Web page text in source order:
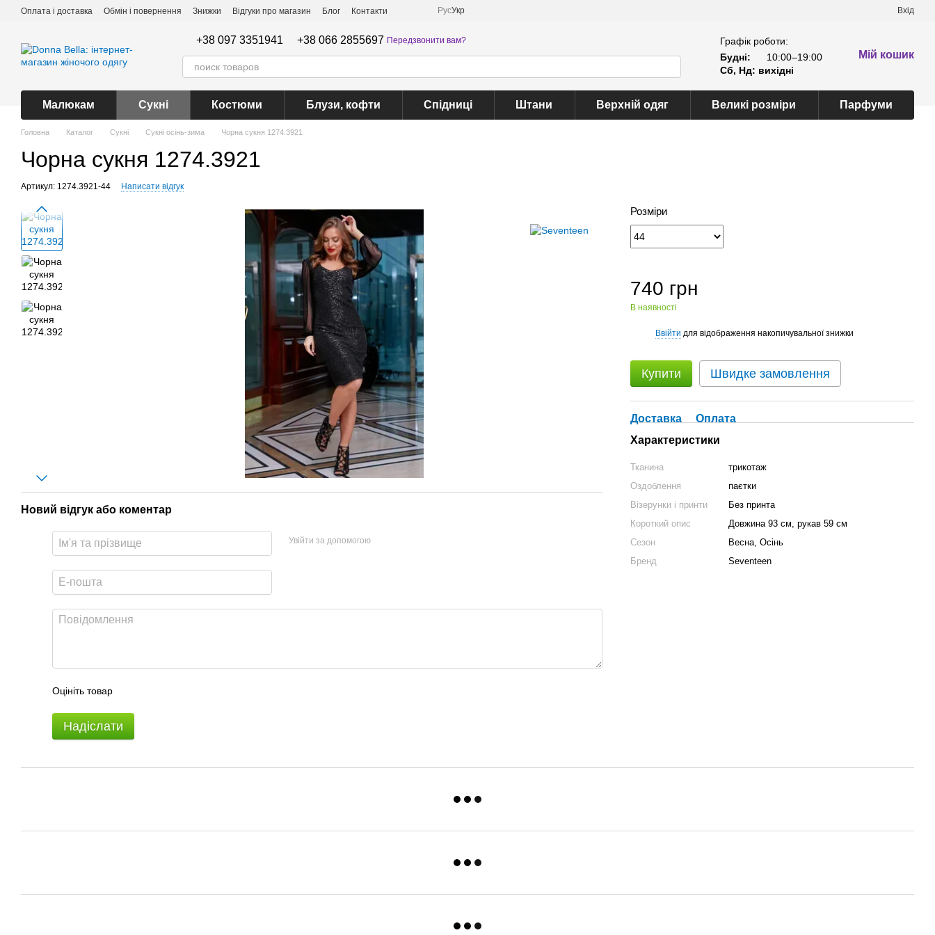
Перейти до основного контенту
Оплата і доставка Обмін і повернення Знижки Відгуки про магазин Блог Контакти РусУкр Вхід
+38 097 3351941 +38 066 2855697 Передзвонити вам?
Графік роботи:
Будні:
10:00–19:00
Сб, Нд: вихідні
Мій кошик
Малюкам Сукні Костюми Блузи, кофти Спідниці Штани Верхній одяг Великі розміри Парфуми
Головна Каталог Сукні Сукні осінь-зима Чорна сукня 1274.3921
Чорна сукня 1274.3921
Артикул: 1274.3921-44 Написати відгук
Новий відгук або коментар
Увійти за допомогою
Оцініть товар
Надіслати
Розміри
740 грн
В наявності
Ввійти для відображення накопичувальної знижки
Купити Швидке замовлення
Доставка
Оплата
Характеристики
Тканина
трикотаж
Оздоблення
паєтки
Візерунки і принти
Без принта
Короткий опис
Довжина 93 см, рукав 59 см
Сезон
Весна, Осінь
Бренд
Seventeen